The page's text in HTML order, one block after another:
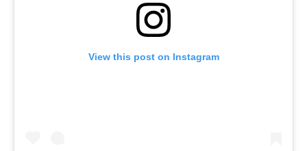
View this post on Instagram